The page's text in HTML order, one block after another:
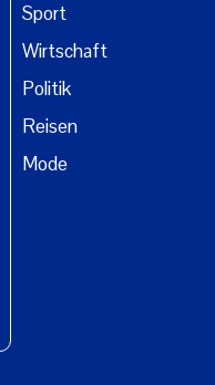
Sport
Wirtschaft
Politik
Reisen
Mode